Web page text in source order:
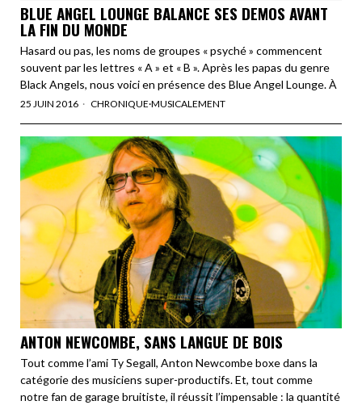
BLUE ANGEL LOUNGE BALANCE SES DEMOS AVANT
LA FIN DU MONDE
Hasard ou pas, les noms de groupes « psyché » commencent
souvent par les lettres « A » et « B ». Après les papas du genre
Black Angels, nous voici en présence des Blue Angel Lounge. À
25 JUIN 2016 CHRONIQUE·MUSICALEMENT
ANTON NEWCOMBE, SANS LANGUE DE BOIS
Tout comme l’ami Ty Segall, Anton Newcombe boxe dans la
catégorie des musiciens super-productifs. Et, tout comme
notre fan de garage bruitiste, il réussit l’impensable : la quantité